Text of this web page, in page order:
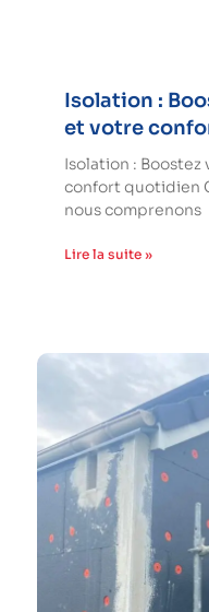
Isolation :
et votre
Isolation :
confort quotidien
nous comprenons
Lire la suite »